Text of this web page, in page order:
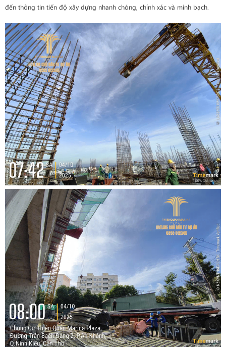
đến thông tin tiến độ xây dựng nhanh chóng, chính xác và minh bạch.